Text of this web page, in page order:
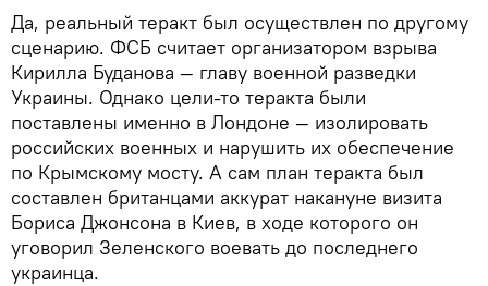
Да, реальный теракт был осуществлен по другому
сценарию. ФСБ считает организатором взрыва
Кирилла Буданова — главу военной разведки
Украины. Однако цели-то теракта были
поставлены именно в Лондоне — изолировать
российских военных и нарушить их обеспечение
по Крымскому мосту. А сам план теракта был
составлен британцами аккурат накануне визита
Бориса Джонсона в Киев, в ходе которого он
уговорил Зеленского воевать до последнего
украинца.